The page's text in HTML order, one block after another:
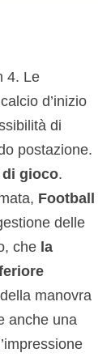
4. Le
d’inizio
di
postazione.
gioco.
Football
delle
che la
manovra
anche una